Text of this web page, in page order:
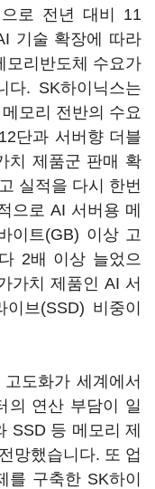
으로 전년 대비 11
기술 확장에 따라
모리반도체 수요가
다. SK하이닉스는
모리 전반의 수요
단과 서버향 더블
치 제품군 판매 확
실적을 다시 한번
으로 AI 서버용 메
이트(GB) 이상 고
2배 이상 늘었으
가치 제품인 AI 서
브(SSD) 비중이
도화가 세계에서
의 연산 부담이 일
SSD 등 메모리 제
망했습니다. 또 업
구축한 SK하이